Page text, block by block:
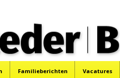
Familieberichten Vacatures